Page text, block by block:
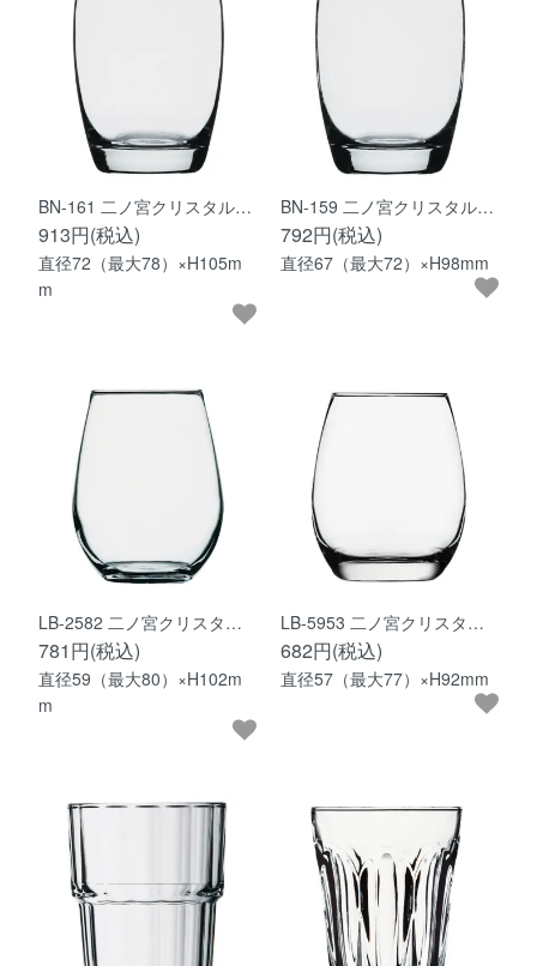
BN-161 二ノ宮クリスタル…
913円(税込)
直径72（最大78）×H105m
m
BN-159 二ノ宮クリスタル…
792円(税込)
直径67（最大72）×H98mm
LB-2582 二ノ宮クリスタ…
781円(税込)
直径59（最大80）×H102m
m
LB-5953 二ノ宮クリスタ…
682円(税込)
直径57（最大77）×H92mm